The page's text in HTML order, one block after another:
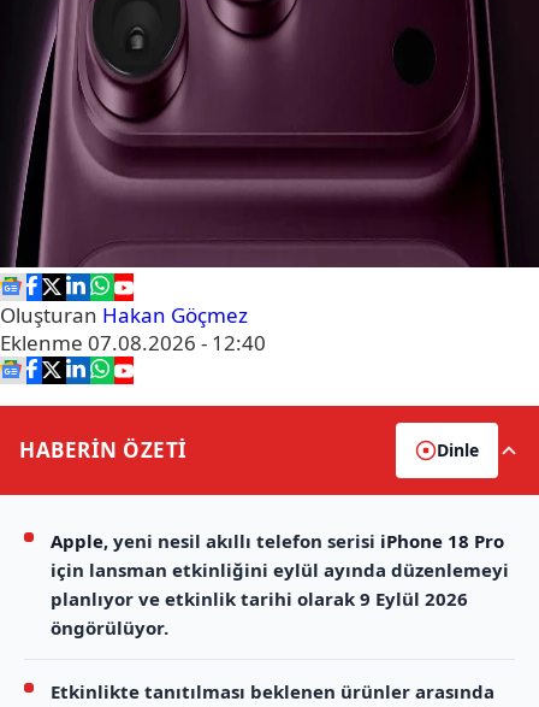
Oluşturan Hakan Göçmez
Eklenme 07.08.2026 - 12:40
HABERİN ÖZETİ Dinle
Apple, yeni nesil akıllı telefon serisi iPhone 18 Pro
için lansman etkinliğini eylül ayında düzenlemeyi
planlıyor ve etkinlik tarihi olarak 9 Eylül 2026
öngörülüyor.
Etkinlikte tanıtılması beklenen ürünler arasında